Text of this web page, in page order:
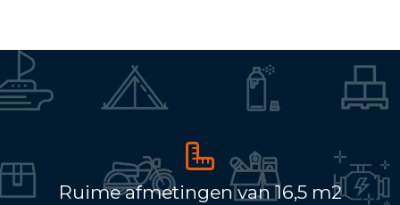
Ruime afmetingen van 16,5 m2